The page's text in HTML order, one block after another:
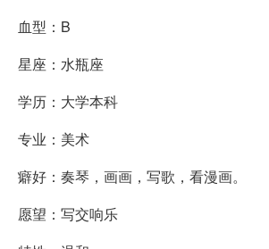
血型：B
星座：水瓶座
学历：大学本科
专业：美术
癖好：奏琴，画画，写歌，看漫画。
愿望：写交响乐